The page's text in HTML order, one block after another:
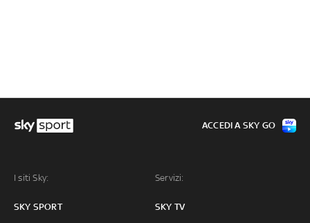
I siti Sky:
SKY SPORT
Servizi:
SKY TV
ACCEDI A SKY GO